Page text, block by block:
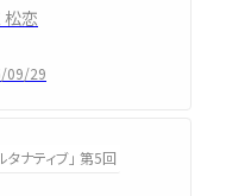
松恋
09/29
ナティブ」 第5回